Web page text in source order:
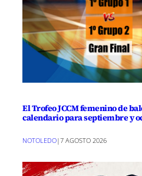
El Trofeo JCCM femenino de
calendario para septiembre y
NOTOLEDO|7 AGOSTO 2026